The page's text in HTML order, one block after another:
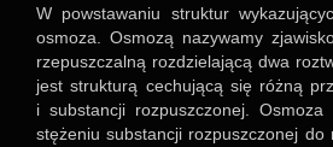
W pow­sta­wa­niu struk­tur
osmoza. Osmozą nazy­wamy
rze­pusz­czalną roz­dzie­la­jącą dwa
jest struk­turą cechu­jącą się różną
i sub­stan­cji roz­pusz­czo­nej.
stęże­niu sub­stan­cji roz­pusz­czo­nej